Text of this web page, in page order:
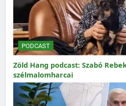
PODCAST
Zöld Hang podcast: Szabó
szélmalomharcai